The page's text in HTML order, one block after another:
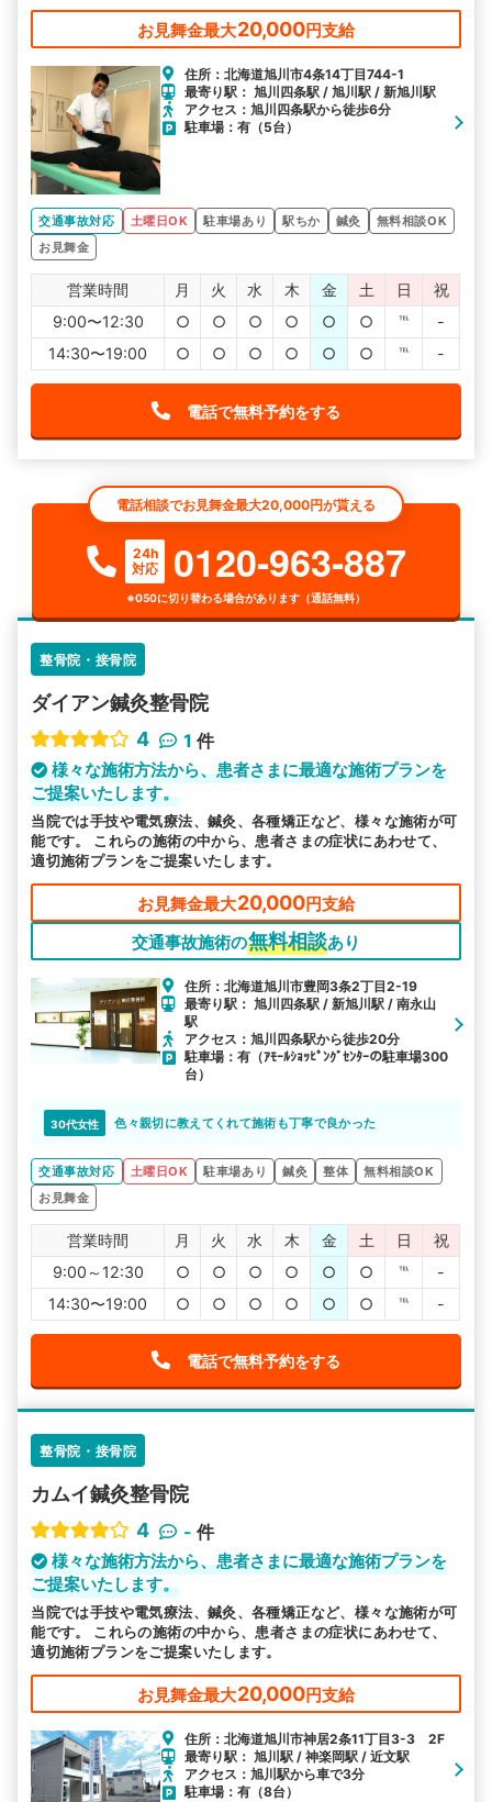
お見舞金最大20,000円支給
住所：北海道旭川市4条14丁目744-1
最寄り駅： 旭川四条駅 / 旭川駅 / 新旭川駅
アクセス：旭川四条駅から徒歩6分
駐車場：有（5台）
交通事故対応 土曜日OK 駐車場あり 駅ちか 鍼灸
無料相談OK
お見舞金
営業時間 月 火 水 木 金 土 日
祝
9:00〜12:30
○ ○ ○ ○ ○ ○ ℡
-
14:30〜19:00
○ ○ ○ ○ ○ ○ ℡ -
電話で無料予約をする
電話相談でお見舞金最大20,000円が貰える
24h
対応
0120-963-887
※050に切り替わる場合があります（通話無料）
整骨院・接骨院
ダイアン鍼灸整骨院
4
1 件
様々な施術方法から、患者さまに最適な施術プランを
ご提案いたします。
当院では手技や電気療法、鍼灸、各種矯正など、様々な施術が可
能です。 これらの施術の中から、患者さまの症状にあわせて、
適切施術プランをご提案いたします。
お見舞金最大20,000円支給
交通事故施術の無料相談あり
住所：北海道旭川市豊岡3条2丁目2-19
最寄り駅： 旭川四条駅 / 新旭川駅 / 南永山
駅
アクセス：旭川四条駅から徒歩20分
駐車場：有（ｱﾓｰﾙｼｮｯﾋﾟﾝｸﾞｾﾝﾀｰの駐車場300
台）
30代女性 色々親切に教えてくれて施術も丁寧で良かった
交通事故対応 土曜日OK 駐車場あり 鍼灸 整体
無料相談OK
お見舞金
営業時間 月 火 水 木 金 土 日
祝
9:00～12:30
○ ○ ○ ○ ○ ○ ℡
-
14:30〜19:00
○ ○ ○ ○ ○ ○ ℡ -
電話で無料予約をする
整骨院・接骨院
カムイ鍼灸整骨院
4
- 件
様々な施術方法から、患者さまに最適な施術プランを
ご提案いたします。
当院では手技や電気療法、鍼灸、各種矯正など、様々な施術が可
能です。 これらの施術の中から、患者さまの症状にあわせて、
適切施術プランをご提案いたします。
お見舞金最大20,000円支給
住所：北海道旭川市神居2条11丁目3-3 2F
最寄り駅： 旭川駅 / 神楽岡駅 / 近文駅
アクセス：旭川駅から車で3分
駐車場：有（8台）